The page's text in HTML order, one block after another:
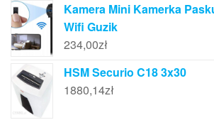
Kamera Mini Kamerka
Wifi Guzik
234,00zł
HSM Securio C18 3x30
1880,14zł